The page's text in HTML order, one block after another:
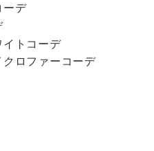
ーデ
トコーデ
ロファーコーデ